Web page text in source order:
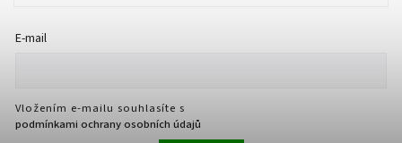
E-mail
Vložením e-mailu souhlasíte s
podmínkami ochrany osobních údajů